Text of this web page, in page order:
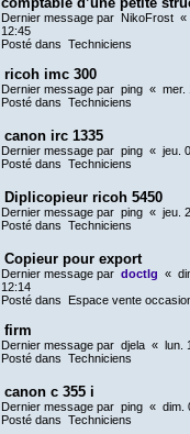
Dernier message par NikoFrost «
12:45
Posté dans Techniciens
ricoh imc 300
Dernier message par ping « mer.
Posté dans Techniciens
canon irc 1335
Dernier message par ping « jeu.
Posté dans Techniciens
Diplicopieur ricoh 5450
Dernier message par ping « jeu.
Posté dans Techniciens
Copieur pour export
Dernier message par doctlg «
12:14
Posté dans
Espace vente
firm
Dernier message par djela « lun.
Posté dans Techniciens
canon c 355 i
Dernier message par ping « dim.
Posté dans Techniciens